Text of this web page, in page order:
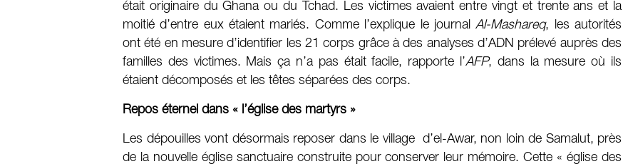
était originaire du Ghana ou du Tchad. Les victimes avaient entre vingt et trente ans et la
moitié d’entre eux étaient mariés. Comme l’explique le journalAl-Mashareq, les autorités
ont été en mesure d’identifier les 21 corps grâce à des analyses d’ADN prélevé auprès des
familles des victimes. Mais ça n’a pas était facile, rapporte l’AFP, dans la mesure où ils
étaient décomposés et les têtes séparées des corps.
Repos éternel dans « l’église des martyrs »
Les dépouilles vont désormais reposer dans le village d’el-Awar, non loin de Samalut, près
de la nouvelle église sanctuaire construite pour conserver leur mémoire. Cette « église des